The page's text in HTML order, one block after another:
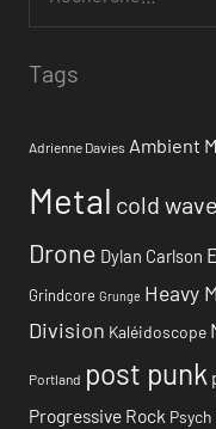
Tags
Adrienne Davies Ambient
Metal cold wave
Drone Dylan Carlson
Grindcore Grunge Heavy
Division Kaléidoscope
Portland post punk
Progressive Rock Psych